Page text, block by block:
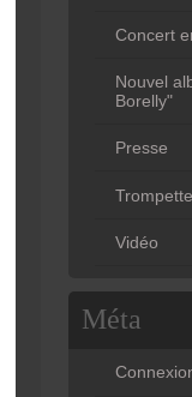
Concert
Nouvel
Borelly"
Presse
Trompette
Vidéo
Méta